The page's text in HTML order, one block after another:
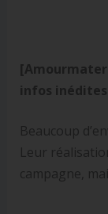
infos
Beaucoup
Leur
campagne,